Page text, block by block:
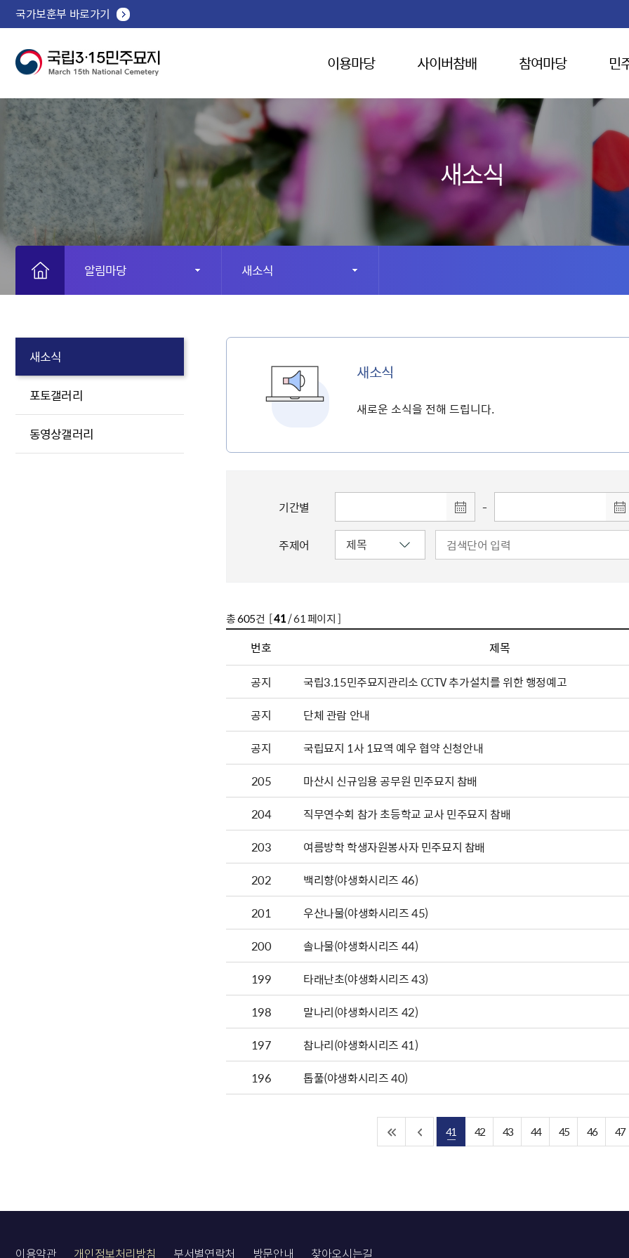
국가보훈부 바로가기
이용마당 사이버참배 참여마당 민
새소식
알림마당 새소식
새소식
포토갤러리
동영상갤러리
새소식
새로운 소식을 전해 드립니다.
기간별 -
주제어
총605건 [41/ 61 페이지 ]
번호 제목
공지
국립3.15민주묘지관리소 CCTV 추가설치를 위한 행정예고
공지
단체 관람 안내
공지
국립묘지 1사 1묘역 예우 협약 신청안내
205
마산시 신규임용 공무원 민주묘지 참배
204
직무연수회 참가 초등학교 교사 민주묘지 참배
203
여름방학 학생자원봉사자 민주묘지 참배
202
백리향(야생화시리즈 46)
201
우산나물(야생화시리즈 45)
200
솔나물(야생화시리즈 44)
199
타래난초(야생화시리즈 43)
198
말나리(야생화시리즈 42)
197
참나리(야생화시리즈 41)
196
톱풀(야생화시리즈 40)
41 42 43 44 45 46 47
이용약관 개인정보처리방침 부서별연락처 방문안내 찾아오시는길